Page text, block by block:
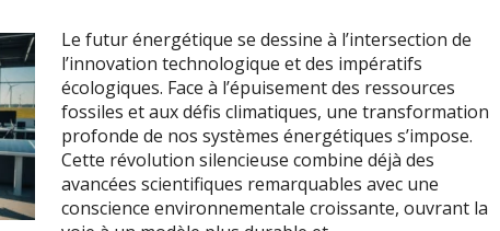
Le futur énergétique se dessine à l’intersection de
l’innovation technologique et des impératifs
écologiques. Face à l’épuisement des ressources
fossiles et aux défis climatiques, une transformation
profonde de nos systèmes énergétiques s’impose.
Cette révolution silencieuse combine déjà des
avancées scientifiques remarquables avec une
conscience environnementale croissante, ouvrant la